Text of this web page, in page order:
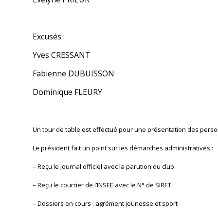
Excusés :
Yves CRESSANT
Fabienne DUBUISSON
Dominique FLEURY
Un tour de table est effectué pour une présentation des
Le président fait un point sur les démarches administratives :
– Reçu le Journal officiel avec la parution du club
– Reçu le courrier de l’INSEE avec le N° de SIRET
– Dossiers en cours : agrément jeunesse et sport